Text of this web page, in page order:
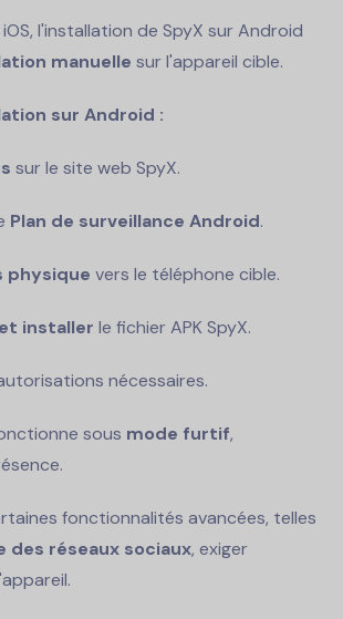
l'installation de SpyX sur Android
manuelle sur l'appareil cible.
sur Android :
sur le site web SpyX.
Plan de surveillance Android.
physique vers le téléphone cible.
installer le fichier APK SpyX.
nécessaires.
sous mode furtif,
fonctionnalités avancées, telles
des réseaux sociaux, exiger